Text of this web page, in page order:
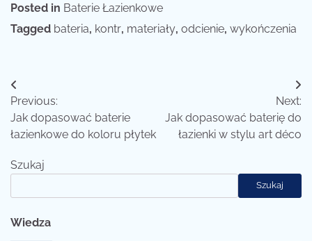
Posted in Baterie Łazienkowe
Tagged bateria, kontr, materiały, odcienie, wykończenia
Nawigacja
wpisu
Previous:
Jak dopasować baterie
łazienkowe do koloru płytek
Next:
Jak dopasować baterię do
łazienki w stylu art déco
Szukaj
Szukaj
Wiedza